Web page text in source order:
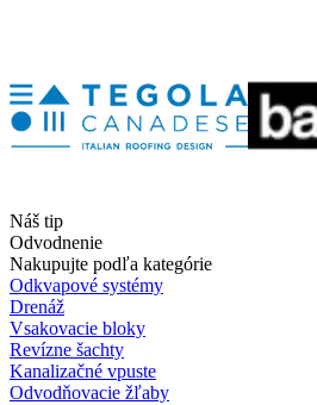
Náš tip
Odvodnenie
Nakupujte podľa kategórie
Odkvapové systémy
Drenáž
Vsakovacie bloky
Revízne šachty
Kanalizačné vpuste
Odvodňovacie žľaby